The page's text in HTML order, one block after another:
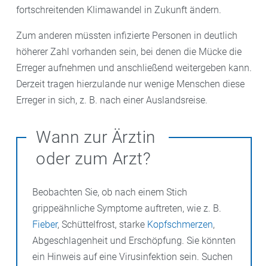
fortschreitenden Klimawandel in Zukunft ändern.
Zum anderen müssten infizierte Personen in deutlich
höherer Zahl vorhanden sein, bei denen die Mücke die
Erreger aufnehmen und anschließend weitergeben kann.
Derzeit tragen hierzulande nur wenige Menschen diese
Erreger in sich, z. B. nach einer Auslandsreise.
Wann zur Ärztin
oder zum Arzt?
Beobachten Sie, ob nach einem Stich
grippeähnliche Symptome auftreten, wie z. B.
Fieber, Schüttelfrost, starke Kopfschmerzen,
Abgeschlagenheit und Erschöpfung. Sie könnten
ein Hinweis auf eine Virusinfektion sein. Suchen